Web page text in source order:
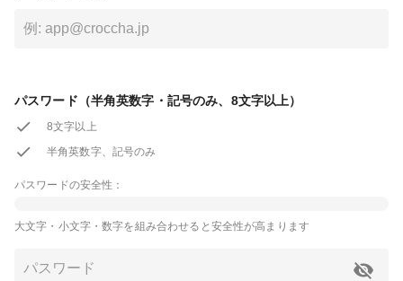
パスワード（半角英数字・記号のみ、8文字以上）
8文字以上
半角英数字、記号のみ
パスワードの安全性：
大文字・小文字・数字を組み合わせると安全性が高まります